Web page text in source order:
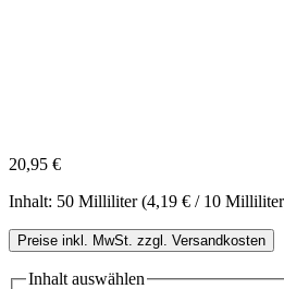
20,95 €
Inhalt: 50 Milliliter(4,19 € / 10
Preise inkl. MwSt. zzgl. Versandkosten
Inhalt auswählen